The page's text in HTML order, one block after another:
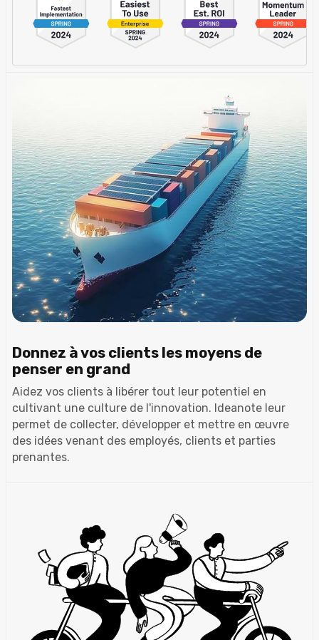
Donnez à vos clients les moyens de
penser en grand
Aidez vos clients à libérer tout leur potentiel en
cultivant une culture de l'innovation. Ideanote leur
permet de collecter, développer et mettre en œuvre
des idées venant des employés, clients et parties
prenantes.